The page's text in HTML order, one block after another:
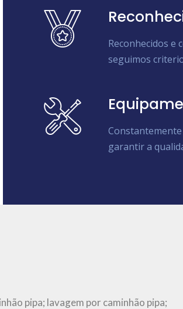
Reconhecidos e
seguimos
garantir a
pipa; lavagem por caminhão pipa;